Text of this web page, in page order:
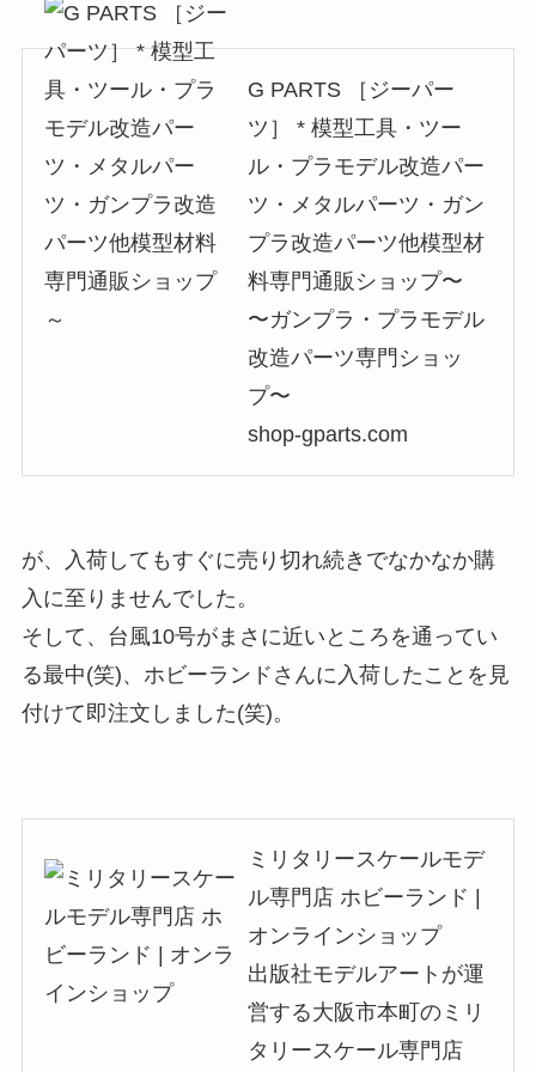
G PARTS ［ジーパー
ツ］ * 模型工具・ツー
ル・プラモデル改造パー
ツ・メタルパーツ・ガン
プラ改造パーツ他模型材
料専門通販ショップ〜
〜ガンプラ・プラモデル
改造パーツ専門ショッ
プ〜
shop-gparts.com
が、入荷してもすぐに売り切れ続きでなかなか購
入に至りませんでした。
そして、台風10号がまさに近いところを通ってい
る最中(笑)、ホビーランドさんに入荷したことを見
付けて即注文しました(笑)。
ミリタリースケールモデ
ル専門店 ホビーランド |
オンラインショップ
出版社モデルアートが運
営する大阪市本町のミリ
タリースケール専門店